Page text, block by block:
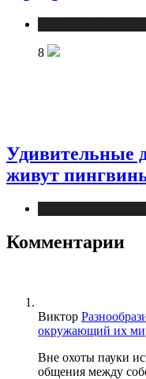
8
Удивительные
живут
Комментарии
Виктор
окружающий их
Вне охоты пауки
общения между